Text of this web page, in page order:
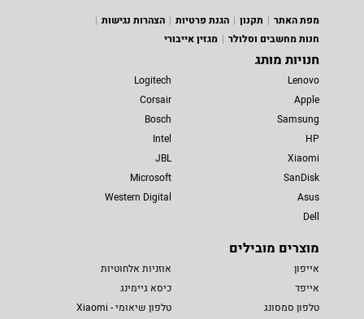
מפת האתר
תקנון הגנת פרטיות
הצהרות נגישות
חנות מחשבים וסלולר
מגזין אייבורי
חנויות מותג
Lenovo
Apple
Samsung
HP
Xiaomi
SanDisk
Asus
Dell
Logitech
Corsair
Bosch
Intel
JBL
Microsoft
Western Digital
מוצרים מובילים
אייפון
אייפד
טלפון סמסונג
אוזניות אלחוטיות
כיסא גיימינג
טלפון שיאומי - Xiaomi